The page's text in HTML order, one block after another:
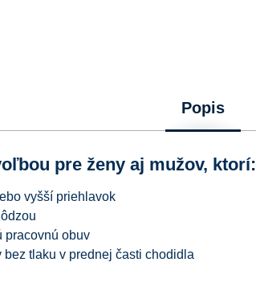
Popis
pre ženy aj mužov, ktorí:
vyšší priehlavok
pracovnú obuv
tlaku v prednej časti chodidla